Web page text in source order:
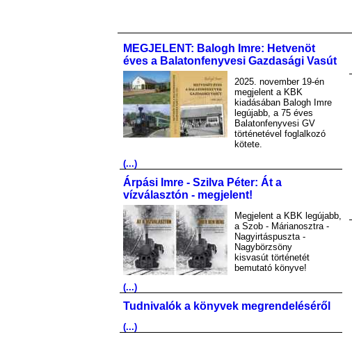
MEGJELENT: Balogh Imre: Hetvenöt
éves a Balatonfenyvesi Gazdasági Vasút
2025. november 19-én
megjelent a KBK
kiadásában Balogh Imre
legújabb, a 75 éves
Balatonfenyvesi GV
történetével foglalkozó
kötete.
(...)
Árpási Imre - Szilva Péter: Át a
vízválasztón - megjelent!
Megjelent a KBK legújabb,
a Szob - Márianosztra -
Nagyirtáspuszta -
Nagybörzsöny
kisvasút történetét
bemutató könyve!
(...)
Tudnivalók a könyvek megrendeléséről
(...)